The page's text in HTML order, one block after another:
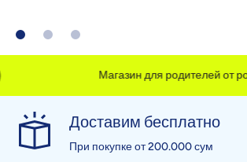
Магазин для родителей от
Доставим бесплатно
При покупке от 200.000 сум